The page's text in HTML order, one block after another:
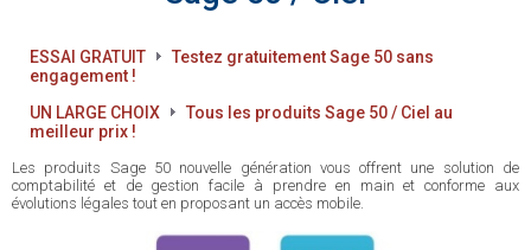
ESSAI GRATUIT
Testez gratuitement Sage 50 sans
engagement !
UN LARGE CHOIX
Tous les produits Sage 50 / Ciel au
meilleur prix !
Les produits Sage 50 nouvelle génération vous offrent une solution de
comptabilité et de gestion facile à prendre en main et conforme aux
évolutions légales tout en proposant un accès mobile.